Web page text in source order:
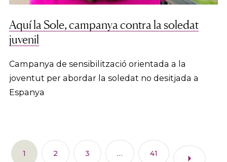
Aquí la Sole, campanya contra la soledat
juvenil
Campanya de sensibilització orientada a la
joventut per abordar la soledat no desitjada a
Espanya
1 2 3 … 41